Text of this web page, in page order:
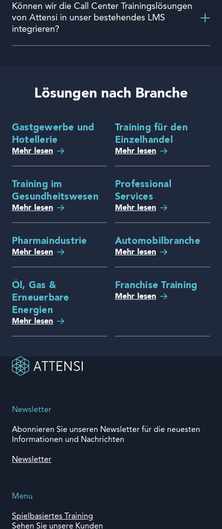
Können wir die Call Center Trainingslösungen
von Attensi in unser bestehendes LMS
integrieren?
Lösungen nach Branche
Gastgewerbe und
Hotellerie
Mehr lesen
Training für den
Einzelhandel
Mehr lesen
Training im
Gesundheitswesen
Mehr lesen
Professional
Services
Mehr lesen
Pharmaindustrie
Mehr lesen
Automobilbranche
Mehr lesen
Öl, Gas &
Erneuerbare
Energien
Mehr lesen
Franchise Training
Mehr lesen
Newsletter
Abonnieren Sie unseren Newsletter für die neuesten
Informationen und Nachrichten
Newsletter
Menu
Spielbasiertes Training
Sehen Sie unsere Kunden